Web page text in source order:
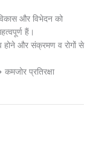
और विभेदन को
हैं।
होने और संक्रमण व रोगों से
प्रतिरक्षा